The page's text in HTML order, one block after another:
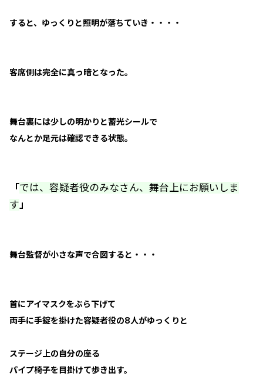
すると、ゆっくりと照明が落ちていき・・・・
客席側は完全に真っ暗となった。
舞台裏には少しの明かりと蓄光シールで
なんとか足元は確認できる状態。
「では、容疑者役のみなさん、舞台上にお願いしま
す」
舞台監督が小さな声で合図すると・・・
首にアイマスクをぶら下げて
両手に手錠を掛けた容疑者役の8人がゆっくりと
ステージ上の自分の座る
パイプ椅子を目掛けて歩き出す。